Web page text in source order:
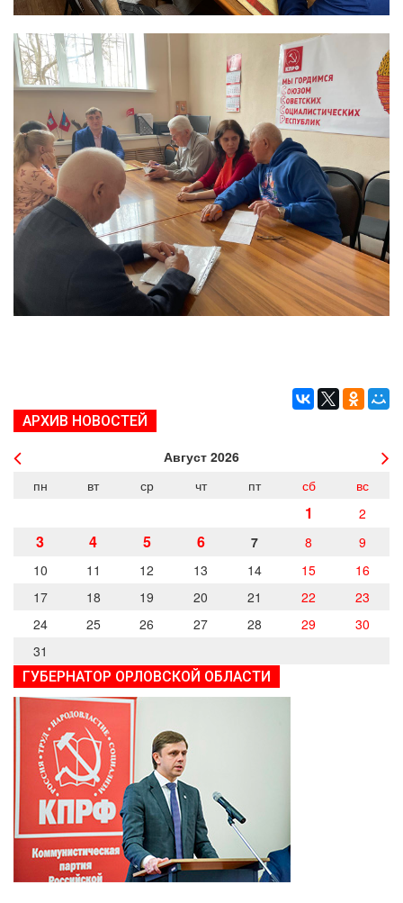
АРХИВ НОВОСТЕЙ
Август 2026
пн
вт ср чт пт сб вс
1 2
3 4 5 6 7 8
9
10
11 12 13 14 15
16
17
18 19 20 21 22
23
24
25 26 27 28 29
30
31
ГУБЕРНАТОР ОРЛОВСКОЙ ОБЛАСТИ